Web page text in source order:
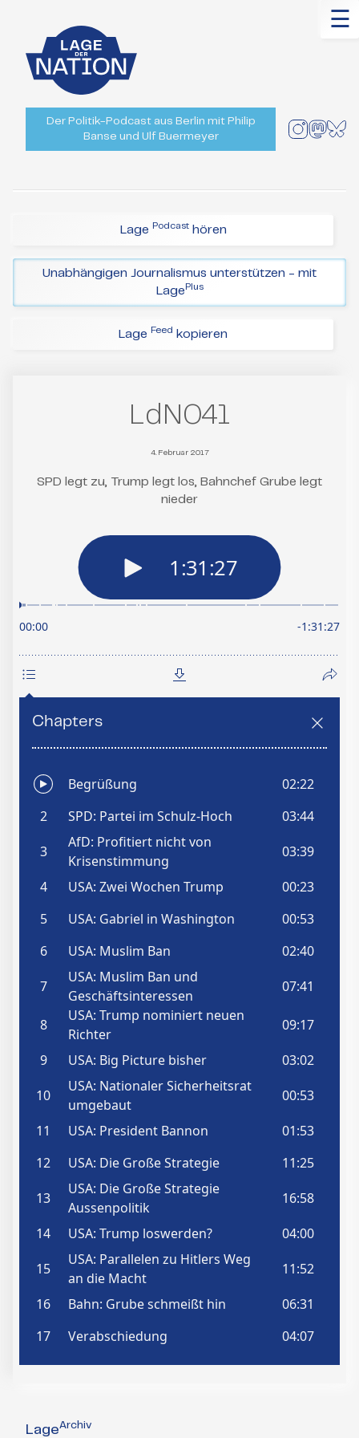
☰
Der Politik-Podcast aus Berlin mit Philip
Banse und Ulf Buermeyer
Lage Podcasthören
Unabhängigen Journalismus unterstützen - mit
Lage Plus
Lage Feed kopieren
LdN041
4. Februar 2017
SPD legt zu, Trump legt los, Bahnchef Grube legt
nieder
LageArchiv